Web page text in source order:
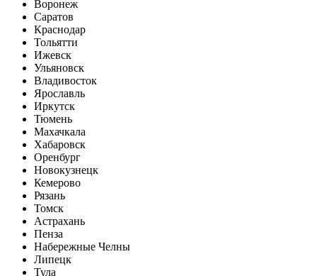
Воронеж
Саратов
Краснодар
Тольятти
Ижевск
Ульяновск
Владивосток
Ярославль
Иркутск
Тюмень
Махачкала
Хабаровск
Оренбург
Новокузнецк
Кемерово
Рязань
Томск
Астрахань
Пенза
Набережные Челны
Липецк
Тула